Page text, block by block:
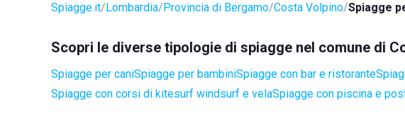
Spiagge.it Lombardia Provincia di Bergamo Costa Volpino Spiagge
Scopri le diverse tipologie di spiagge nel comune di
Spiagge per caniSpiagge per bambiniSpiagge con bar e ristorante
Spiagge con corsi di kitesurf windsurf e velaSpiagge con piscina e